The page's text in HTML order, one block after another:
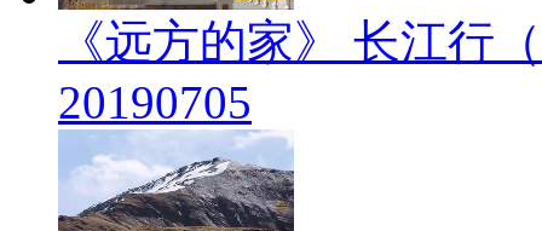
《远方的家》 长江行
20190705